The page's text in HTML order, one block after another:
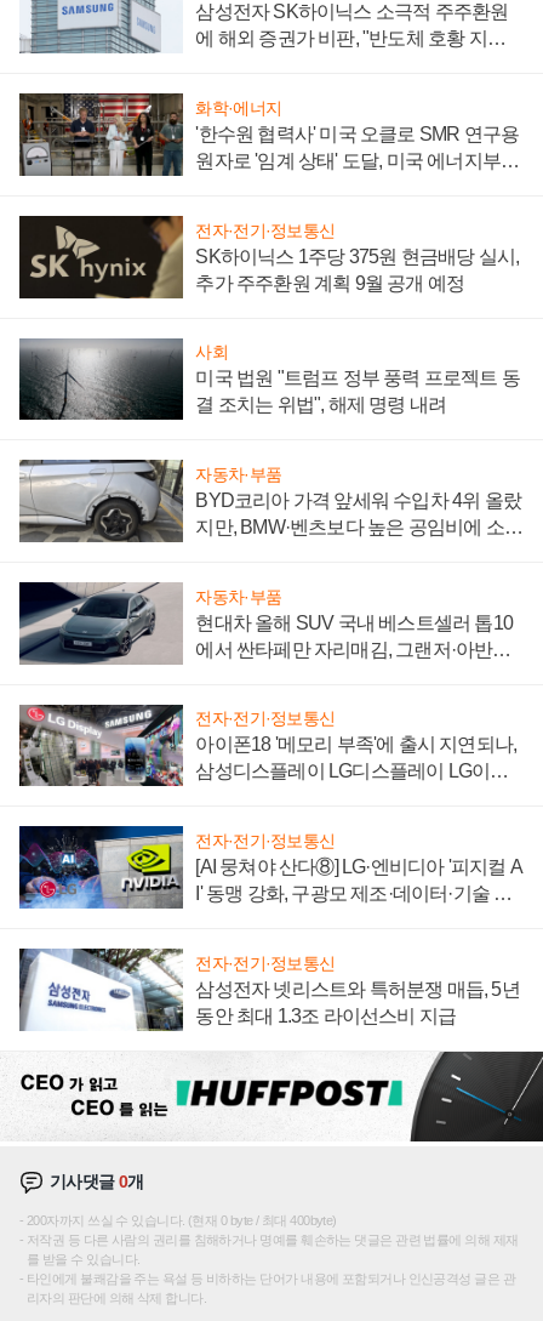
삼성전자 SK하이닉스 소극적 주주환원
에 해외 증권가 비판, "반도체 호황 지속
화학·에너지
'한수원 협력사' 미국 오클로 SMR 연구용
원자로 '임계 상태' 도달, 미국 에너지부
전자·전기·정보통신
SK하이닉스 1주당 375원 현금배당 실시,
추가 주주환원 계획 9월 공개 예정
사회
미국 법원 "트럼프 정부 풍력 프로젝트 동
결 조치는 위법", 해제 명령 내려
자동차·부품
BYD코리아 가격 앞세워 수입차 4위 올랐
지만, BMW·벤츠보다 높은 공임비에 소비
자동차·부품
현대차 올해 SUV 국내 베스트셀러 톱10
에서 싼타페만 자리매김, 그랜저·아반떼
전자·전기·정보통신
아이폰18 '메모리 부족'에 출시 지연되나,
삼성디스플레이 LG디스플레이 LG이노
전자·전기·정보통신
[AI 뭉쳐야 산다⑧] LG·엔비디아 '피지컬 A
I' 동맹 강화, 구광모 제조·데이터·기술 결
전자·전기·정보통신
삼성전자 넷리스트와 특허분쟁 매듭, 5년
동안 최대 1.3조 라이선스비 지급
기사댓글0개
200자까지 쓰실 수 있습니다. (현재 0 byte / 최대 400byte)
저작권 등 다른 사람의 권리를 침해하거나 명예를 훼손하는 댓글은 관련 법률에 의해 제재
를 받을 수 있습니다.
타인에게 불쾌감을 주는 욕설 등 비하하는 단어가 내용에 포함되거나 인신공격성 글은 관
리자의 판단에 의해 삭제 합니다.